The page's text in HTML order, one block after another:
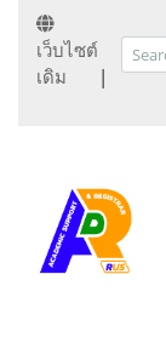
เว็บไซต์
เดิม
|